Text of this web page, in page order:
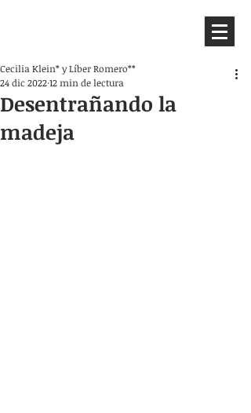
Desentrañando la
madeja
Cecilia Klein* y Líber Romero**
24 dic 202212 min de lectura